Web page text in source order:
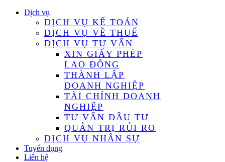
Dịch vụ
DỊCH VỤ KẾ TOÁN
DỊCH VỤ VỀ THUẾ
DỊCH VỤ TƯ VẤN
XIN GIẤY PHÉP
LAO ĐỘNG
THÀNH LẬP
DOANH NGHIỆP
TÀI CHÍNH DOANH
NGHIỆP
TƯ VẤN ĐẦU TƯ
QUẢN TRỊ RỦI RO
DỊCH VỤ NHÂN SỰ
Tuyển dụng
Liên hệ